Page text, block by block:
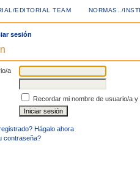
EDITORIAL TEAM NORMAS../
sesión
a
Recordar mi nombre de usuario/a
Hágalo ahora
contraseña?